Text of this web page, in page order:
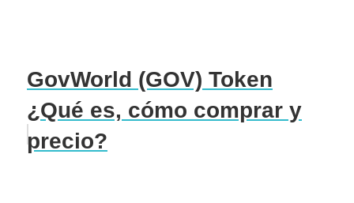
GovWorld (GOV) Token
¿Qué es, cómo comprar y
precio?